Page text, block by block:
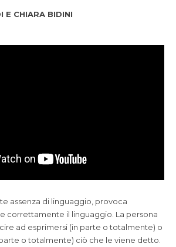
E CHIARA BIDINI
assenza di linguaggio, provoca
correttamente il linguaggio. La persona
ad esprimersi (in parte o totalmente) o
o totalmente) ciò che le viene detto.